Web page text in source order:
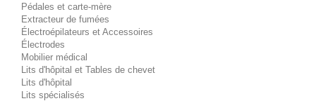
Pédales et carte-mère
Extracteur de fumées
Électroépilateurs et Accessoires
Électrodes
Mobilier médical
Lits d'hôpital et Tables de chevet
Lits d'hôpital
Lits spécialisés